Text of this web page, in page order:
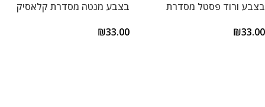
בצבע ורוד פסטל מסדרת
₪33.00
בצבע מנטה מסדרת קלאסיק
₪33.00